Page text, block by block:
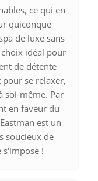
ce qui en
quiconque
de luxe sans
choix idéal pour
de détente
se relaxer,
soi-même. Par
en faveur du
est un
soucieux de
!